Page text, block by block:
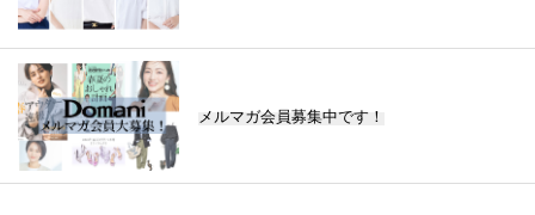
メルマガ会員募集中です！